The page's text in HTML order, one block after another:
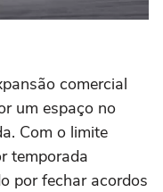
comercial
um espaço no
Com o limite
temporada
por fechar acordos